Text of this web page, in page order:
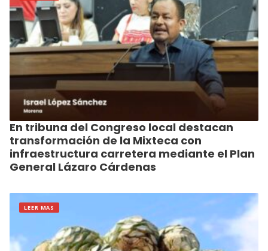
En tribuna del Congreso local destacan
transformación de la Mixteca con
infraestructura carretera mediante el Plan
General Lázaro Cárdenas
LEER MAS